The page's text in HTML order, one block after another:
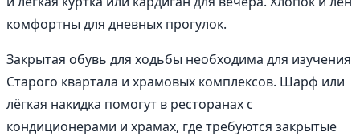
комфортны для дневных прогулок.
Закрытая обувь для ходьбы необходима для изучения
Старого квартала и храмовых комплексов. Шарф или
лёгкая накидка помогут в ресторанах с
кондиционерами и храмах, где требуются закрытые